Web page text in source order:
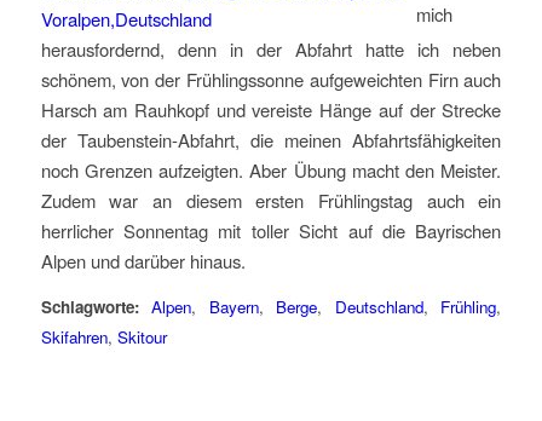
mich
herausfordernd, denn in der Abfahrt hatte ich neben
schönem, von der Frühlingssonne aufgeweichten Firn auch
Harsch am Rauhkopf und vereiste Hänge auf der Strecke
der Taubenstein-Abfahrt, die meinen Abfahrtsfähigkeiten
noch Grenzen aufzeigten. Aber Übung macht den Meister.
Zudem war an diesem ersten Frühlingstag auch ein
herrlicher Sonnentag mit toller Sicht auf die Bayrischen
Alpen und darüber hinaus.
Schlagworte: Alpen, Bayern, Berge, Deutschland, Frühling,
Skifahren, Skitour